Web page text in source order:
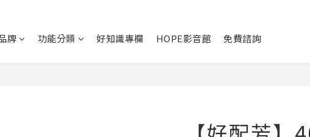
牌 功能分類 好知識專欄 HOPE影音館 免費諮詢